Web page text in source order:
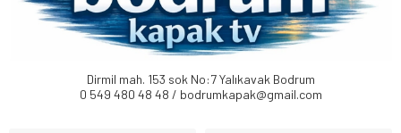
Dirmil mah. 153 sok No:7 Yalıkavak Bodrum
0 549 480 48 48 / bodrumkapak@gmail.com